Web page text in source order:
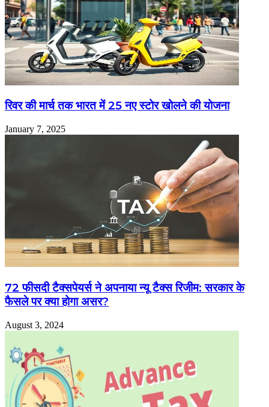
रिवर की मार्च तक भारत में 25 नए स्टोर खोलने की योजना
January 7, 2025
72 फीसदी टैक्सपेयर्स ने अपनाया न्यू टैक्स रिजीम: सरकार के
फैसले पर क्या होगा असर?
August 3, 2024